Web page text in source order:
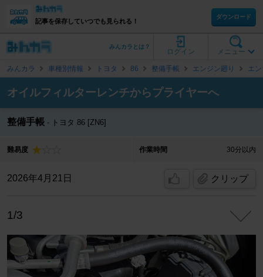
記事を保存していつでも見られる！
ダウンロード
メニュー
ログイン
みんカラとは？
みんカラ 車種別情報 トヨタ 86 整備手帳 エンジン廻り エ
オイルフィルターレンチからプライヤーへ
整備手帳 トヨタ 86 [ZN6]
難易度 作業時間 30分以内
2026年4月21日 クリップ
1/3